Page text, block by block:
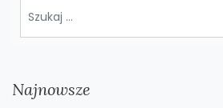
Najnowsze